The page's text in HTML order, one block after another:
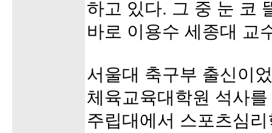
하고 있다. 그 중 눈 코
바로 이용수 세종대 교
서울대 축구부 출신이
체육교육대학원 석사
주립대에서 스포츠심